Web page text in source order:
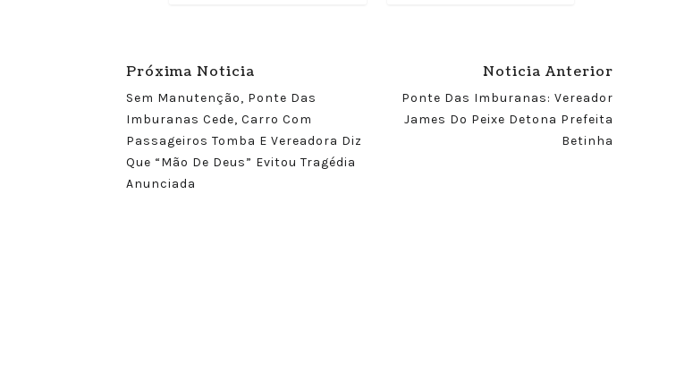
Próxima Noticia
Sem Manutenção, Ponte Das
Imburanas Cede, Carro Com
Passageiros Tomba E Vereadora Diz
Que “mão De Deus” Evitou Tragédia
Anunciada
Noticia Anterior
Ponte Das Imburanas: Vereador
James Do Peixe Detona Prefeita
Betinha